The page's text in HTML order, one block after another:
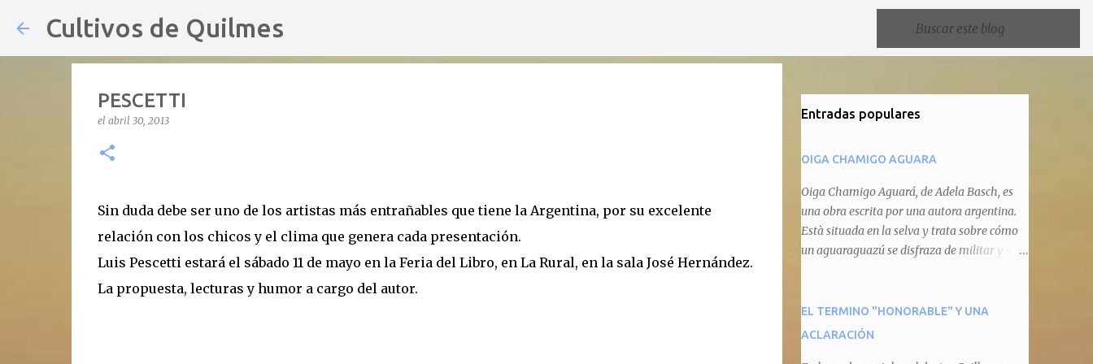
Cultivos de Quilmes
PESCETTI
el abril 30, 2013
Sin duda debe ser uno de los artistas más entrañables que tiene la Argentina, por su excelente
relación con los chicos y el clima que genera cada presentación.
Luis Pescetti estará el sábado 11 de mayo en la Feria del Libro, en La Rural, en la sala José Hernández.
La propuesta, lecturas y humor a cargo del autor.
Entradas populares
OIGA CHAMIGO AGUARA
Oiga Chamigo Aguará, de Adela Basch, es
una obra escrita por una autora argentina.
Està situada en la selva y trata sobre cómo
un aguaraguazú se disfraza de militar y se
animal que pretenda circular por ahí. En
primera instancia aparece Teteu, el tero,
EL TERMINO "HONORABLE" Y UNA
ACLARACIÓN